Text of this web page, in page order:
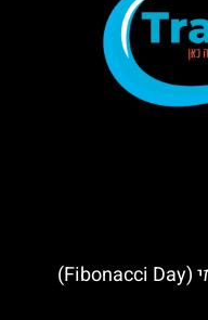
23.11 – יום פיבונאצ’י הבינלאומי (Fibonacci Day)